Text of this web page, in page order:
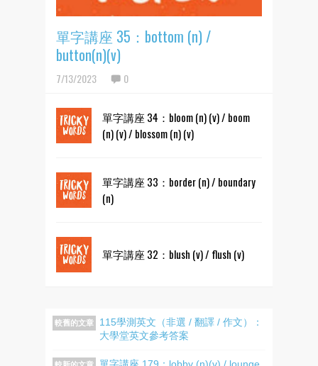
單字講座 35：bottom (n) /
button(n)(v)
7/13/2023 0
單字講座 34：bloom (n) (v) / boom
(n) (v) / blossom (n) (v)
單字講座 33：border (n) / boundary
(n)
單字講座 32：blush (v) / flush (v)
較舊的文章
115學測英文（非選 / 翻譯 / 作文）：
大學堂英文參考答案
單字講座 179：lobby (n)(v) / lounge